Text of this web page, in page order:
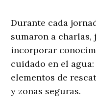
Durante cada
sumaron a
incorporar
cuidado en el
elementos de
y zonas seguras.